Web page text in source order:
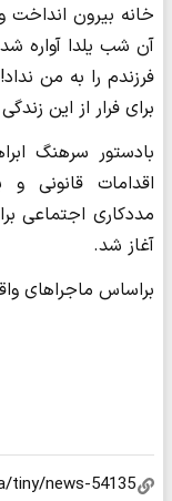
خانه بیرون
آن شب یلدا آواره
فرزندم را به من
برای فرار از این
بادستور سرهنگ
آغاز شد.
براساس ماجراهای